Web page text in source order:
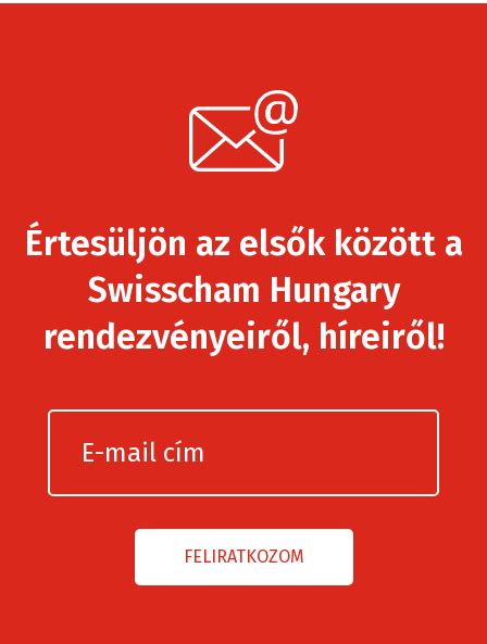
Értesüljön az elsők között a
Swisscham Hungary
rendezvényeiről, híreiről!